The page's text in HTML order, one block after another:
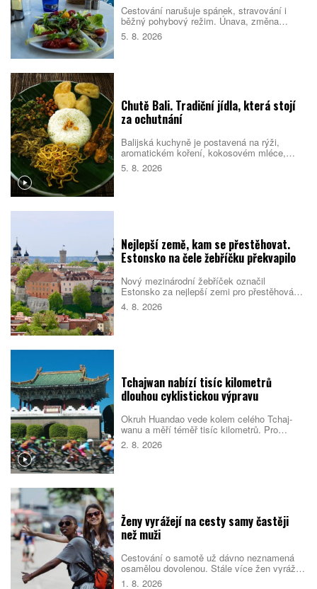
Cestování narušuje spánek, stravování i
běžný pohybový režim. Únava, změna
prostředí a nabitý program pak mohou zvýšit
riziko, že se člověk nebude cítit dobře.
5. 8. 2026
Chutě Bali. Tradiční jídla, která stojí
za ochutnání
Balijská kuchyně je postavená na rýži,
aromatickém koření, kokosovém mléce,
chilli a pomalé přípravě masa. Na jídelních
lístcích se střídají pečené vepřové,
5. 8. 2026
Nejlepší země, kam se přestěhovat.
Estonsko na čele žebříčku překvapilo
Nový mezinárodní žebříček označil
Estonsko za nejlepší zemi pro přestěhování
v roce 2026. Pobaltský stát se umístil před
Singapurem i Malajsií díky kombinaci
4. 8. 2026
Tchajwan nabízí tisíc kilometrů
dlouhou cyklistickou výpravu
Okruh Huandao vede kolem celého Tchaj-
wanu a měří téměř tisíc kilometrů. Pro
místní představuje oblíbený přechodový
rituál, turistům zase ukazuje odlehlé pobřeží,
2. 8. 2026
Ženy vyrážejí na cesty samy častěji
než muži
Cestování o samotě už dávno neznamená
osamělou dovolenou. Stále více žen vyráží
do světa bez partnera či rodiny, zároveň ale
1. 8. 2026